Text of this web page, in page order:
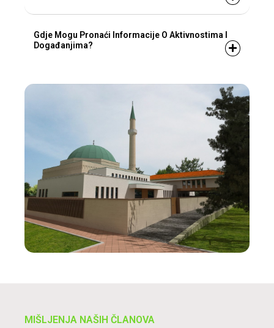
Gdje Mogu Pronaći Informacije O Aktivnostima I
Događanjima?
MIŠLJENJA NAŠIH ČLANOVA